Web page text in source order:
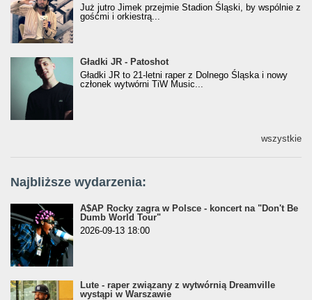
Już jutro Jimek przejmie Stadion Śląski, by wspólnie z
gośćmi i orkiestrą...
Gładki JR - Patoshot
Gładki JR - Patoshot
Gładki JR to 21-letni raper z Dolnego Śląska i nowy
członek wytwórni TiW Music...
wszystkie
Najbliższe wydarzenia:
A$AP Rocky zagra w Polsce - koncert na "Don't Be
Dumb World Tour"
2026-09-13 18:00
Lute - raper związany z wytwórnią Dreamville
wystąpi w Warszawie